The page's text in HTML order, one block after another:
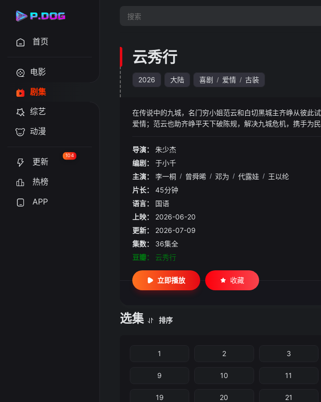
首页
电影
剧集
综艺
动漫
更新
104
热榜
APP
云秀行
2026 大陆 喜剧 / 爱情 / 古装
在传说中的九城，名门穷小姐范云和白切黑城主齐峥从彼此
爱情；范云也助齐峥平天下破陈规，解决九城危机，携手
导演：
朱少杰
编剧：
于小千
主演：
李一桐 / 曾舜晞 / 邓为 / 代露娃 / 王以纶
片长：
45分钟
语言：
国语
上映：
2026-06-20
更新：
2026-07-09
集数：
36集全
豆瓣：
云秀行
立即播放 收藏
选集 排序
1 2 3
9 10 11
19 20 21